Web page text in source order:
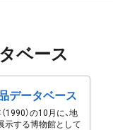
ベース
データベース
1990）の10月に、地
示する博物館として